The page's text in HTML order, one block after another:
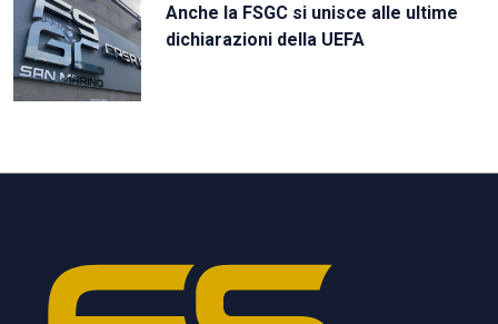
Anche la FSGC si unisce alle ultime
dichiarazioni della UEFA